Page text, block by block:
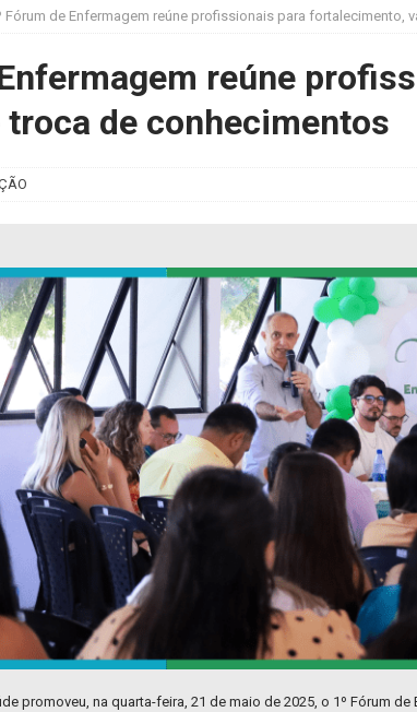
Fórum de Enfermagem reúne profissionais para fortalecimento,
reúne
de conhecimentos
promoveu, na quarta-feira, 21 de maio de 2025, o 1º Fórum